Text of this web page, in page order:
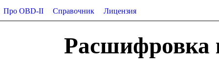
Про OBD-II Справочник Лицензия
Расшифровка